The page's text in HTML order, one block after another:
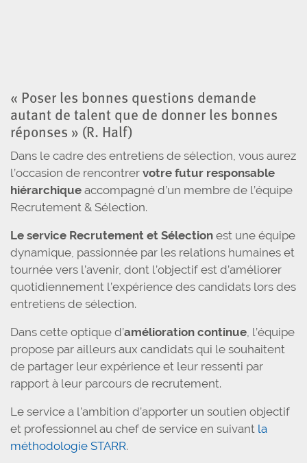
« Poser les bonnes questions demande
autant de talent que de donner les bonnes
réponses » (R. Half)
Dans le cadre des entretiens de sélection, vous aurez
l’occasion de rencontrer votre futur responsable
hiérarchique accompagné d’un membre de l’équipe
Recrutement & Sélection.
Le service Recrutement et Sélection est une équipe
dynamique, passionnée par les relations humaines et
tournée vers l’avenir, dont l’objectif est d’améliorer
quotidiennement l’expérience des candidats lors des
entretiens de sélection.
Dans cette optique d’amélioration continue , l’équipe
propose par ailleurs aux candidats qui le souhaitent
de partager leur expérience et leur ressenti par
rapport à leur parcours de recrutement.
Le service a l’ambition d’apporter un soutien objectif
et professionnel au chef de service en suivant la
méthodologie STARR.